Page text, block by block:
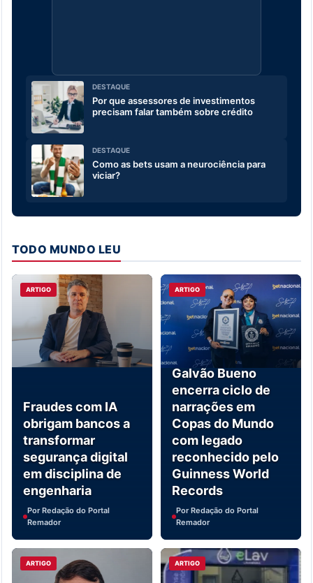
DESTAQUE
Por que assessores de investimentos
precisam falar também sobre crédito
DESTAQUE
Como as bets usam a neurociência para
viciar?
TODO MUNDO LEU
ARTIGO
Fraudes com IA
obrigam bancos a
transformar
segurança digital
em disciplina de
engenharia
Por Redação do Portal
Remador
ARTIGO
Galvão Bueno
encerra ciclo de
narrações em
Copas do Mundo
com legado
reconhecido pelo
Guinness World
Records
Por Redação do Portal
Remador
ARTIGO ARTIGO